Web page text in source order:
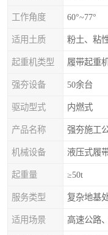
工作角度 60°~77°
适用土质 粉土、粘
起重机类型 履带起重
强夯设备 50余台
驱动型式 内燃式
产品名称 强夯施工
机械设备 液压式履
起重量 ≥50t
服务类型 复杂地基
适用场景 高速公路